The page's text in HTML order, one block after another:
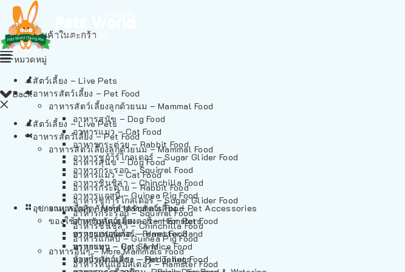
ไม่มีสินค้าในตะกร้า
Back
สัตว์เลี้ยง – Live Pets
อาหารสัตว์เลี้ยง – Pet Food
อาหารสัตว์เลี้ยงลูกด้วยนม – Mammal Food
อาหารสุนัข – Dog Food
อาหารแมว – Cat Food
อาหารกระต่าย – Rabbit Food
อาหารชูก้าร์ไกลเดอร์ – Sugar Glider Food
อาหารกระรอก – Squirrel Food
อาหารชินชิล่า – Chinchilla Food
อาหารแกสบี้ – Guinea Pig Food
อาหารอื่นๆ – More Mammals Food
อาหารหนูแฮมสเตอร์ – Hamster Food
หมวดหมู่
สัตว์เลี้ยง – Live Pets
อาหารสัตว์เลี้ยง – Pet Food
อาหารสัตว์เลี้ยงลูกด้วยนม – Mammal Food
อาหารสุนัข – Dog Food
อาหารแมว – Cat Food
อาหารกระต่าย – Rabbit Food
อาหารชูก้าร์ไกลเดอร์ – Sugar Glider Food
อาหารกระรอก – Squirrel Food
อาหารชินชิล่า – Chinchilla Food
อาหารแกสบี้ – Guinea Pig Food
อาหารอื่นๆ – More Mammals Food
อาหารหนูแฮมสเตอร์ – Hamster Food
อาหารเฟอร์เร็ต – Ferret Food
อาหารหนู – Rats & Mice Food
อาหารเม่นแคระ – Hedgehog Food
อุปกรณและผลิตภัณฑ์สำหรับสัตว์เลี้ยง – Pet Accessories
ของใช้สำหรับสัตว์เลี้ยง – Item For Pets
ทรายแฮมสเตอร์ – Hamster Sand
ทรายแมว – Cat Sand
ห้องน้ำสัตว์เลี้ยง – Pet Toilets